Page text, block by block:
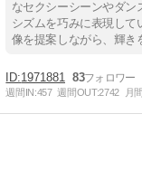
なセクシーシーンやダン
シズムを巧みに表現して
像を提案しながら、輝き
1971881 83
週間IN:457 週間OUT:2742 月